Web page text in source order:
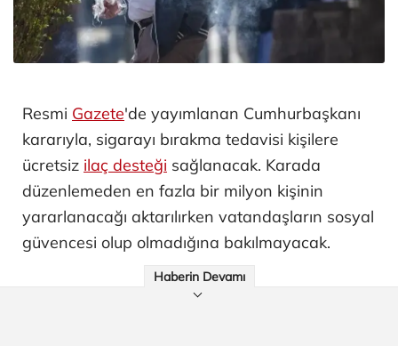
Resmi Gazete'de yayımlanan Cumhurbaşkanı
kararıyla, sigarayı bırakma tedavisi kişilere
ücretsiz ilaç desteği sağlanacak. Karada
düzenlemeden en fazla bir milyon kişinin
yararlanacağı aktarılırken vatandaşların sosyal
güvencesi olup olmadığına bakılmayacak.
Haberin Devamı